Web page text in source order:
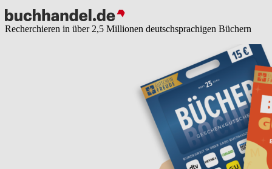
Recherchieren in über 2,5 Millionen deutschsprachigen Büchern